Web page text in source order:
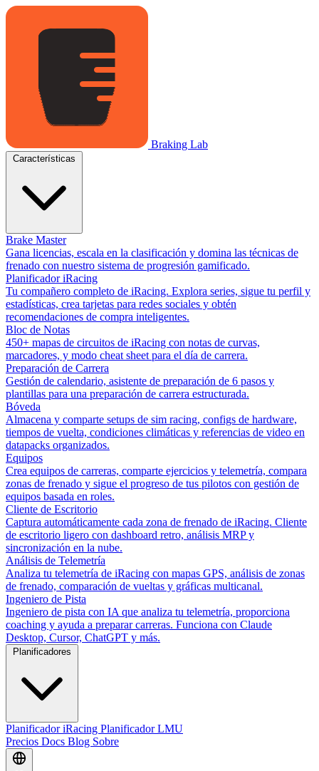
Braking Lab
Brake Master
Gana licencias, escala en la clasificación y domina las técnicas de
frenado con nuestro sistema de progresión gamificado.
Planificador iRacing
Tu compañero completo de iRacing. Explora series, sigue tu perfil y
estadísticas, crea tarjetas para redes sociales y obtén
recomendaciones de compra inteligentes.
Bloc de Notas
450+ mapas de circuitos de iRacing con notas de curvas,
marcadores, y modo cheat sheet para el día de carrera.
Preparación de Carrera
Gestión de calendario, asistente de preparación de 6 pasos y
plantillas para una preparación de carrera estructurada.
Bóveda
Almacena y comparte setups de sim racing, configs de hardware,
tiempos de vuelta, condiciones climáticas y referencias de video en
datapacks organizados.
Equipos
Crea equipos de carreras, comparte ejercicios y telemetría, compara
zonas de frenado y sigue el progreso de tus pilotos con gestión de
equipos basada en roles.
Cliente de Escritorio
Captura automáticamente cada zona de frenado de iRacing. Cliente
de escritorio ligero con dashboard retro, análisis MRP y
sincronización en la nube.
Análisis de Telemetría
Analiza tu telemetría de iRacing con mapas GPS, análisis de zonas
de frenado, comparación de vueltas y gráficas multicanal.
Ingeniero de Pista
Ingeniero de pista con IA que analiza tu telemetría, proporciona
coaching y ayuda a preparar carreras. Funciona con Claude
Desktop, Cursor, ChatGPT y más.
Planificador iRacing Planificador LMU
Precios Docs Blog Sobre